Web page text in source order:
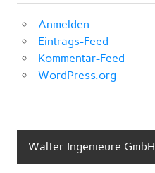
Anmelden
Eintrags-Feed
Kommentar-Feed
WordPress.org
Walter Ingenieure GmbH